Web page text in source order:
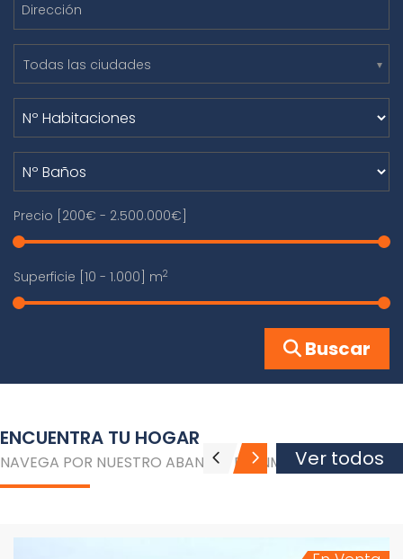
Todas las ciudades
Precio [ 200€ - 2.500.000€
Superficie [ 10 - 1.000 ] m2
Buscar
ENCUENTRA TU HOGAR
Ver todos
NAVEGA POR NUESTRO ABANICO DE INMUEBLES